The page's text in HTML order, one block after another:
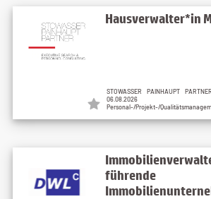
Hausverwalter*in
STOWASSER PAINHAUPT
06.08.2026
Personal-/Projekt-/
führende